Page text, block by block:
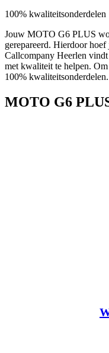
100% kwaliteitsonderdelen
Jouw MOTO G6 PLUS
gerepareerd. Hierdoor
Callcompany Heerlen
met kwaliteit te helpen.
100% kwaliteitsonderdelen.
MOTO G6